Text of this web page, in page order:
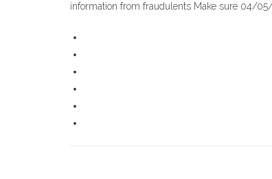
information from fraudulents Make sure 04/